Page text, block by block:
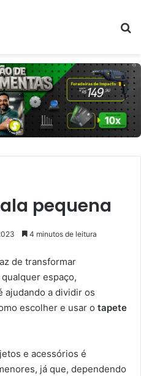
pequena
4 minutos de leitura
de transformar
espaço,
ajudando a dividir os
escolher e usar o tapete
e acessórios é
já que, dependendo